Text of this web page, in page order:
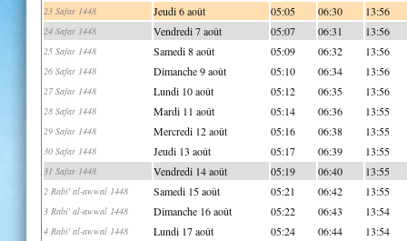
23 Safar 1448 Jeudi 6 août 05:05 06:30 13:56
24 Safar 1448 Vendredi 7 août 05:07 06:31 13:56
25 Safar 1448 Samedi 8 août 05:09 06:32 13:56
26 Safar 1448 Dimanche 9 août 05:10 06:34 13:56
27 Safar 1448 Lundi 10 août 05:12 06:35 13:56
28 Safar 1448 Mardi 11 août 05:14 06:36 13:55
29 Safar 1448 Mercredi 12 août 05:16 06:38 13:55
30 Safar 1448 Jeudi 13 août 05:17 06:39 13:55
31 Safar 1448 Vendredi 14 août 05:19 06:40 13:55
2 Rabi' al-awwal 1448 Samedi 15 août 05:21 06:42 13:55
3 Rabi' al-awwal 1448 Dimanche 16 août 05:22 06:43 13:54
4 Rabi' al-awwal 1448 Lundi 17 août 05:24 06:44 13:54